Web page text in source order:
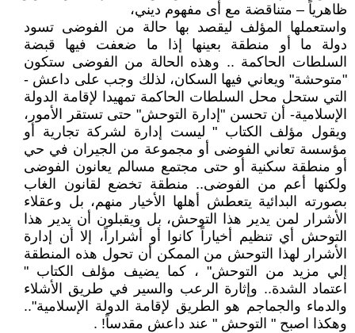
ظاهرياً – متناقضة مع أى مفهوم ديني،
واستعملها المؤلف ليقصد بها حالة من الفوضى تسود
دولة ما أو منطقة بعينها إذا ما ضعفت فيها قبضة
السلطات الحاكمة .. وهذه الحالة من الفوضى ستكون
"متوحشة" ويعاني فيها السكان، لذلك وجب على داعش -
التي ستحل محل السلطات الحاكمة تمهيدا لإقامة الدولة
الإسلامية- أن تحسن "إدارة التوحش" حتى تستقر الأمور،
ويقول مؤلف الكتاب " ليست إدارة لشركة تجارية أو
مؤسسة تعاني الفوضى أو مجموعة من الجيران في حي
أو منطقة سكنية أو حتى مجتمع مسالم يعانون الفوضى
ولكنها أعم من الفوضى.. منطقة تخضع لقانون الغاب
بصورته البدائية يتعطش أهلها الأخيار منهم، بل وعقلاء
الأشرار لمن يدير هذا التوحش، بل ويقبلون أن يدير هذا
التوحش أي تنظيم أخياراً كانوا أو أشراراً، إلا أن إدارة
الأشرار لهذا التوحش من الممكن أن تحول هذه المنطقة
إلي مزيد من التوحش" ، كما يضيف مؤلف الكتاب "
اعتماد الشدة.. وإثارة الرعب والسير في طريق الأشلاء
والدماء والجماجم هو الطريق لإقامة الدولة الإسلامية"..
وهكذا اصبح " التوحش " عند داعش مقدساً! .